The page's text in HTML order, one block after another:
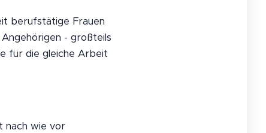
berufstätige Frauen
- großteils
für die gleiche Arbeit
nach wie vor